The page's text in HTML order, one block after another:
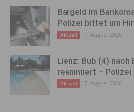
Bargeld im
Polizei bittet um
Aktuell 7. August 2026
Lienz: Bub (4) nach
reanimiert – Polizei
Aktuell 7. August 2026